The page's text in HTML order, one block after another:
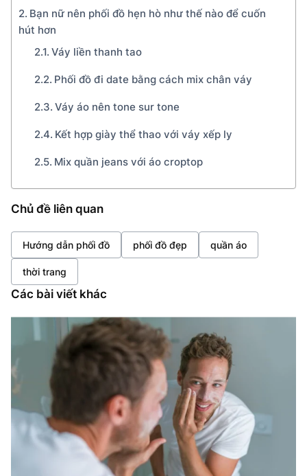
Bạn nữ nên phối đồ hẹn hò như thế nào để cuốn
hút hơn
Váy liền thanh tao
Phối đồ đi date bằng cách mix chân váy
Váy áo nên tone sur tone
Kết hợp giày thể thao với váy xếp ly
Mix quần jeans với áo croptop
Chủ đề liên quan
Hướng dẫn phối đồ phối đồ đẹp quần áo
thời trang
Các bài viết khác